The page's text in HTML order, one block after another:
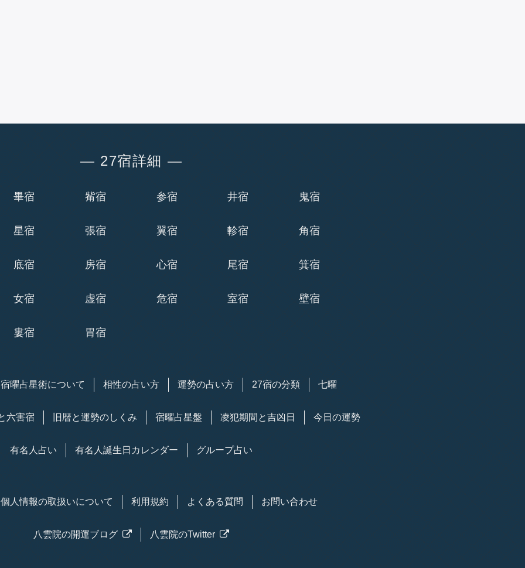
― 27宿詳細 ―
畢宿 觜宿 参宿 井宿 鬼宿
星宿 張宿 翼宿 軫宿 角宿
底宿 房宿 心宿 尾宿 箕宿
女宿 虚宿 危宿 室宿 壁宿
婁宿 胃宿
宿曜占星術について 相性の占い方 運勢の占い方 27宿の分類 七曜
六害宿 旧暦と運勢のしくみ 宿曜占星盤 凌犯期間と吉凶日 今日の運勢
有名人占い 有名人誕生日 カレンダー グループ占い
個人情報の取扱いについて 利用規約 よくある質問 お問い合わせ
八雲院の開運ブログ 八雲院のTwitter